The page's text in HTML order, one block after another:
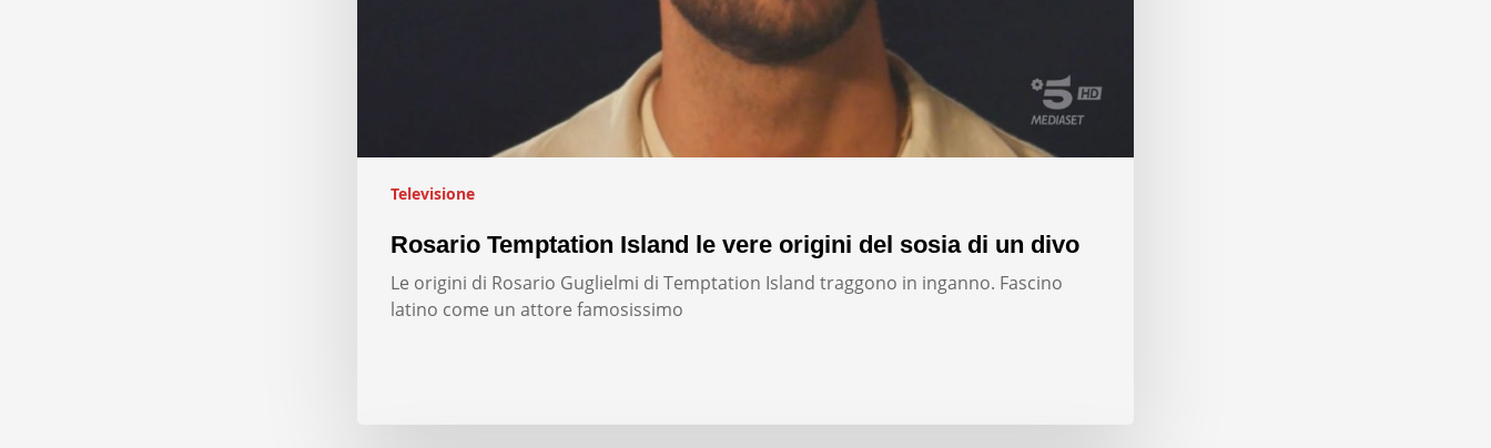
Televisione
Rosario Temptation Island le vere origini del sosia di un divo
Le origini di Rosario Guglielmi di Temptation Island traggono in inganno. Fascino
latino come un attore famosissimo